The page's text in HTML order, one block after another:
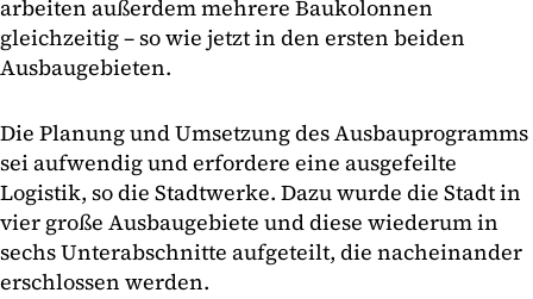
arbeiten außerdem mehrere Baukolonnen
gleichzeitig – so wie jetzt in den ersten beiden
Ausbaugebieten.
Die Planung und Umsetzung des Ausbauprogramms
sei aufwendig und erfordere eine ausgefeilte
Logistik, so die Stadtwerke. Dazu wurde die Stadt in
vier große Ausbaugebiete und diese wiederum in
sechs Unterabschnitte aufgeteilt, die nacheinander
erschlossen werden.